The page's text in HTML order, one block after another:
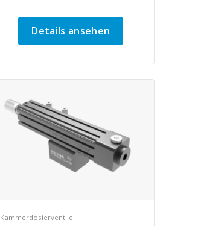
Details ansehen
Kammerdosierventile